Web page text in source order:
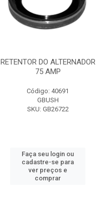
RETENTOR DO ALTERNADOR
75 AMP
Código: 40691
GBUSH
SKU: GB26722
Faça seu login ou
cadastre-se para
ver preços e
comprar